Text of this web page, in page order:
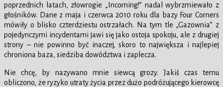
poprzednich latach, złowrogie „Incoming!” nadal wybrzmiewało z
głośników. Dane z maja i czerwca 2010 roku dla bazy Four Corners
mówiły o blisko czterdziestu ostrzałach. Na tym tle „Gazownia” z
pojedynczymi incydentami jawi się jako ostoja spokoju, ale z drugiej
strony – nie powinno być inaczej, skoro to największa i najlepiej
chroniona baza, siedziba dowództwa i zaplecza.
Nie chcę, by nazywano mnie siewcą grozy. Jakiś czas temu
obliczono, że ryzyko utraty życia przez dużo podróżującego kierowcę